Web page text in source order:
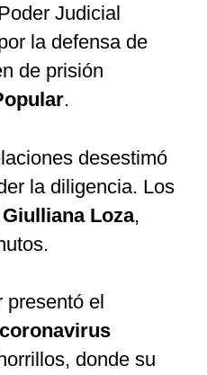
Judicial
la defensa de
de prisión
.
desestimó
la diligencia. Los
Giulliana Loza,
presentó el
coronavirus
donde su